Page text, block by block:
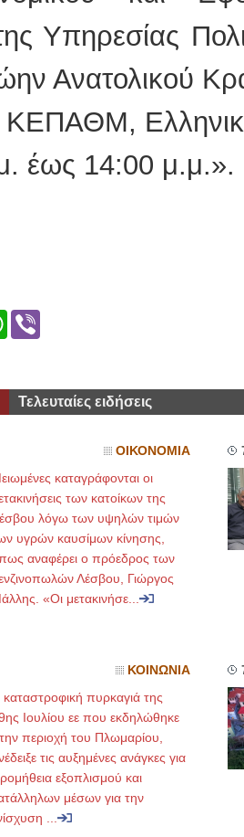
Υπηρεσίας
Ανατολικού
ΚΕΠΑΘΜ,
έως 14:00 μ.μ.».
WhatsApp
Τελευταίες ειδήσεις
ΟΙΚΟΝΟΜΙΑ
καταγράφονται οι
των κατοίκων της
λόγω των υψηλών τιμών
υγρών καυσίμων κίνησης,
αναφέρει ο πρόεδρος των
Λέσβου, Γιώργος
«Οι μετακινήσε...
ΚΟΙΝΩΝΙΑ
πυρκαγιά της
Ιουλίου εε που εκδηλώθηκε
περιοχή του Πλωμαρίου,
τις αυξημένες ανάγκες για
εξοπλισμού και
μέσων για την
...